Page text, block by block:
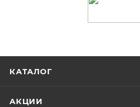
КАТАЛОГ
АКЦИИ